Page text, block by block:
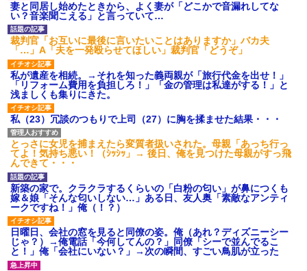
妻と同居し始めたときから、よく妻が「どこかで音漏れしてな
い？音楽聞こえる」と言っていて…
裁判官「お互いに最後に言いたいことはありますか」バカ夫
「…」A「夫を一発殴らせてほしい」裁判官「どうぞ」
私が遺産を相続。→それを知った義両親が「旅行代金を出せ！」
「リフォーム費用を負担しろ！」「金の管理は私達がする！」と
浅ましくも集りにきた。
私（23）冗談のつもりで上司（27）に胸を揉ませた結果・・・
とっさに女児を捕まえたら変質者扱いされた。母親「あっち行っ
てよ！気持ち悪い！（ｼｯｼｯ」→ 後日、俺を見つけた母親がすっ飛
んできて・・・
新築の家で。クラクラするくらいの「白粉の匂い」が鼻につくも
嫁＆娘「そんな匂いしない…」ある日、友人奥「素敵なアンティ
ークですね！」俺（！？）
日曜日、会社の窓を見ると同僚の姿。俺（あれ？ディズニーシー
じゃ？）→俺電話「今何してんの？」同僚「シーで並んでるこ
と！」俺「会社にいない？」→次の瞬間、すごい鳥肌が立った